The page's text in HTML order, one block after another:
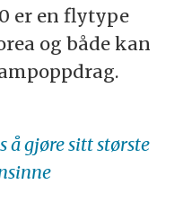
er en flytype
og både kan
å gjøre sitt største